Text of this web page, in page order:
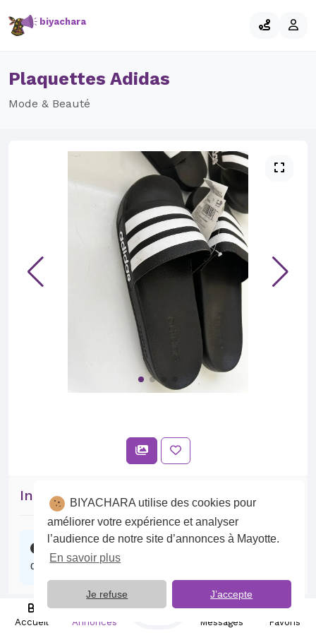
BIYACHARA utilise des cookies pour
améliorer votre expérience et analyser
l’audience de notre site d’annonces à Mayotte.
En savoir plus
Je refuse J’accepte
biyachara
Plaquettes Adidas
Mode & Beauté
Intéressé par cette annonce ?
Contactez l’annonceur, il se fera un plaisir
d’échanger avec vous.
Accueil Annonces
Publier
Messages
Favoris